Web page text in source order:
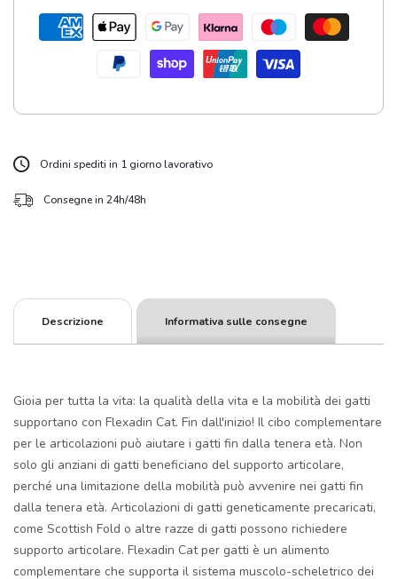
Ordini spediti in 1 giorno lavorativo
Consegne in 24h/48h
Descrizione Informativa sulle consegne
Gioia per tutta la vita: la qualità della vita e la mobilità dei gatti
supportano con Flexadin Cat. Fin dall'inizio! Il cibo complementare
per le articolazioni può aiutare i gatti fin dalla tenera età. Non
solo gli anziani di gatti beneficiano del supporto articolare,
perché una limitazione della mobilità può avvenire nei gatti fin
dalla tenera età. Articolazioni di gatti geneticamente precaricati,
come Scottish Fold o altre razze di gatti possono richiedere
supporto articolare. Flexadin Cat per gatti è un alimento
complementare che supporta il sistema muscolo-scheletrico dei